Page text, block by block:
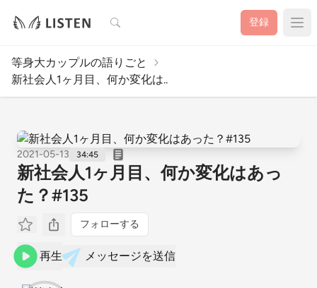
検索 登録
等身大カップルの語りごと
新社会人1ヶ月目、何か変化は..
2021-05-13 34:45
新社会人1ヶ月目、何か変化はあっ
た？#135
フォローする
再生 メッセージを送信